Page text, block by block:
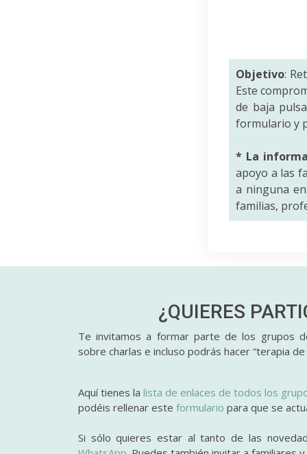
Objetivo:
Este
de baja
formulario y
* La
apoyo a las
a ninguna
familias,
¿QUIERES
Te invitamos a formar parte de los grupos
sobre charlas e incluso podrás hacer “terapia de
Aquí tienes lalista de enlaces de todos los
podéis rellenar este formulario para que se
Si sólo quieres estar al tanto de las